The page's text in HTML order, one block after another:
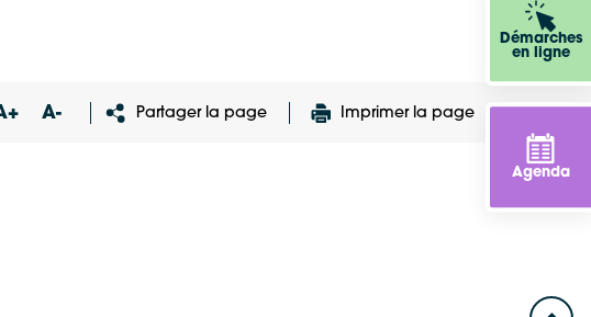
Démarches
en ligne
Agenda
A- Partager la page Imprimer la page